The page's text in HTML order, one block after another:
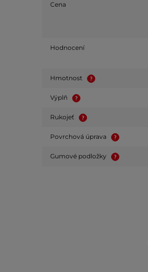
Cena
Hodnocení
Hmotnost
Výplň
Rukojeť
Povrchová úprava
Gumové podložky